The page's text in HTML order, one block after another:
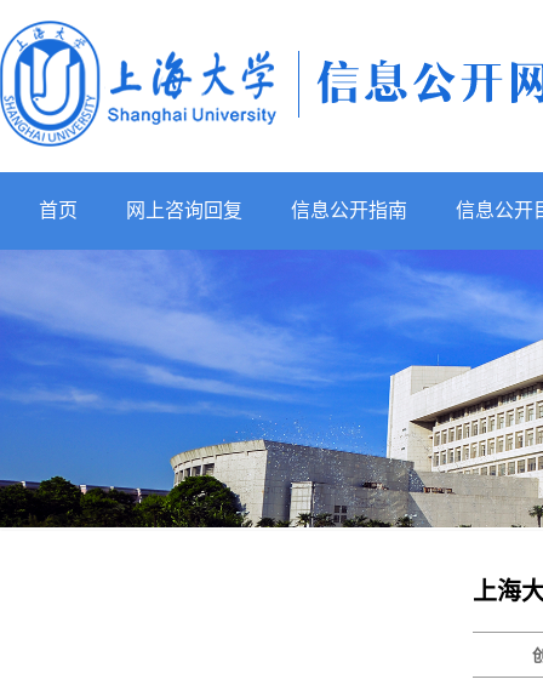
首页 网上咨询回复 信息公开指南 信息公开
上海